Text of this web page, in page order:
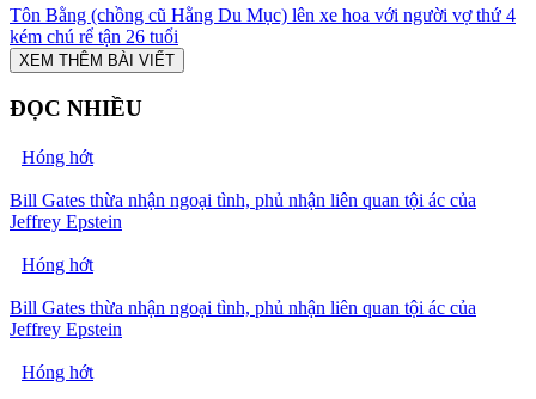
Tôn Bằng (chồng cũ Hằng Du Mục) lên xe hoa với người vợ thứ 4
kém chú rể tận 26 tuổi
XEM THÊM BÀI VIẾT
ĐỌC NHIỀU
Hóng hớt
Bill Gates thừa nhận ngoại tình, phủ nhận liên quan tội ác của
Jeffrey Epstein
Hóng hớt
Bill Gates thừa nhận ngoại tình, phủ nhận liên quan tội ác của
Jeffrey Epstein
Hóng hớt